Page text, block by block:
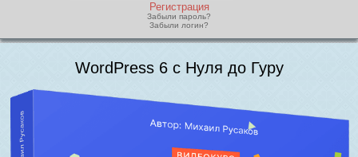
Регистрация
Забыли пароль?
Забыли логин?
WordPress 6 с Нуля до Гуру